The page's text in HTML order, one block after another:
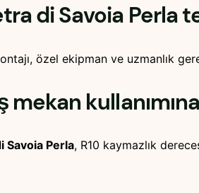
di Savoia Perla
özel ekipman ve uzmanlık
mekan
Savoia Perla, R10 kaymazlık